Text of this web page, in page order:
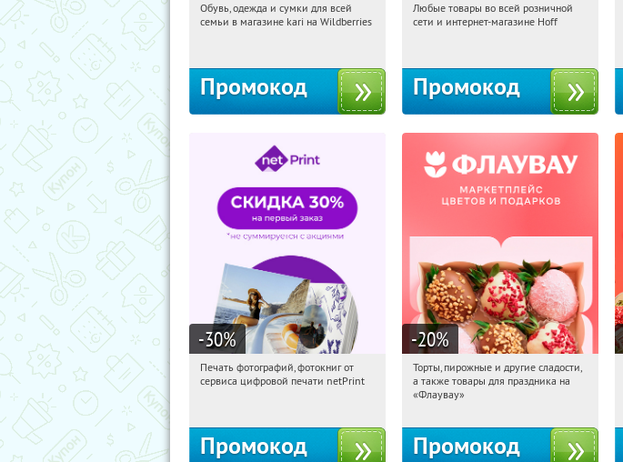
15:33:28
Получи первым!
Обувь, одежда и сумки для всей
семьи в магазине kari на Wildberries
Промокод
15:33:28 Получили:
Любые товары во всей розничной
сети и интернет-магазине Hoff
Промокод
-30%
15:33:28 Получили:
Печать фотографий, фотокниг от
сервиса цифровой печати netPrint
Промокод
-20%
15:33:28 Получили:
Россия
Торты, пирожные и другие сладости,
а также товары для праздника на
«Флаувау»
Промокод